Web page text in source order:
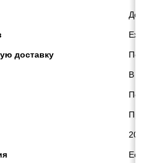
До
доставку
В
20%